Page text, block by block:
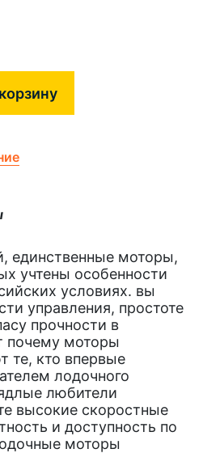
единственные моторы,
учтены особенности
условиях. вы
управления, простоте
прочности в
почему моторы
те, кто впервые
лодочного
любители
высокие скоростные
и доступность по
моторы